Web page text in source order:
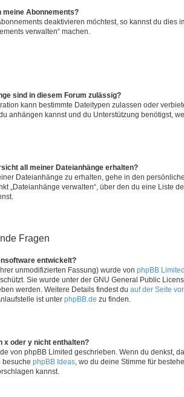
meine Abonnements?
deaktivieren möchtest, so kannst du dies
verwalten“ machen.
sind in diesem Forum zulässig?
kann bestimmte Dateitypen zulassen oder
anhängen kannst und du Unterstützung benötigst,
all meiner Dateianhänge erhalten?
Dateianhänge zu erhalten, gehe in den
„Dateianhänge verwalten“, über den du eine Liste
Fragen
entwickelt?
unmodifizierten Fassung) wurde von phpBB
Sie wurde unter der GNU General Public
werden. Weitere Details findest du auf der Seite
ist unter phpBB.de zu finden.
x oder y nicht enthalten?
von phpBB Limited geschrieben. Wenn du denkst,
besuche phpBB Ideas, wo du deine Stimme für
kannst.